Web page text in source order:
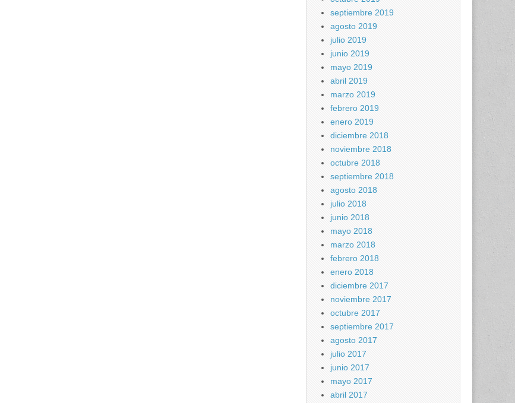
septiembre 2019
agosto 2019
julio 2019
junio 2019
mayo 2019
abril 2019
marzo 2019
febrero 2019
enero 2019
diciembre 2018
noviembre 2018
octubre 2018
septiembre 2018
agosto 2018
julio 2018
junio 2018
mayo 2018
marzo 2018
febrero 2018
enero 2018
diciembre 2017
noviembre 2017
octubre 2017
septiembre 2017
agosto 2017
julio 2017
junio 2017
mayo 2017
abril 2017